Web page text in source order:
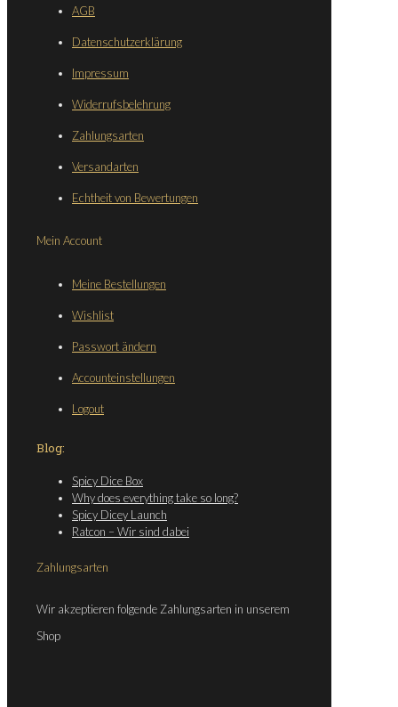
AGB
Datenschutzerklärung
Impressum
Widerrufsbelehrung
Zahlungsarten
Versandarten
Echtheit von Bewertungen
Mein Account
Meine Bestellungen
Wishlist
Passwort ändern
Accounteinstellungen
Logout
Blog:
Spicy Dice Box
Why does everything take so long?
Spicy Dicey Launch
Ratcon – Wir sind dabei
Zahlungsarten
Wir akzeptieren folgende Zahlungsarten in unserem
Shop